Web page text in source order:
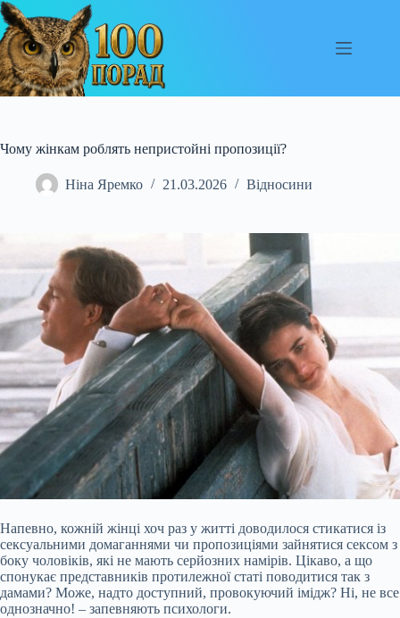
Перейти
до
вмісту
Чому жінкам роблять непристойні пропозиції?
Ніна Яремко 21.03.2026 Відносини
Напевно, кожній жінці хоч раз у житті доводилося стикатися із
сексуальними домаганнями чи пропозиціями зайнятися сексом з
боку чоловіків, які не мають серйозних намірів. Цікаво, а що
спонукає представників протилежної статі поводитися так з
дамами? Може, надто доступний, провокуючий імідж? Ні, не все
однозначно! – запевняють психологи.